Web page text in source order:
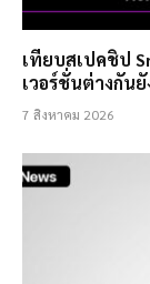
เทียบสเปคชิป
เวอร์ชั่นต่างกันยั
7 สิงหาคม 2026